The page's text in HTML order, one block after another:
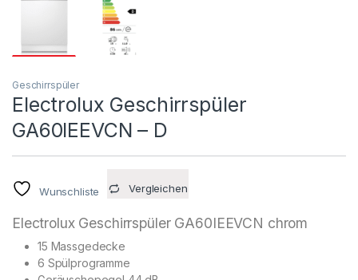
Geschirrspüler
Electrolux Geschirrspüler
GA60IEEVCN – D
Wunschliste Vergleichen
Electrolux Geschirrspüler GA60IEEVCN chrom
15 Massgedecke
6 Spülprogramme